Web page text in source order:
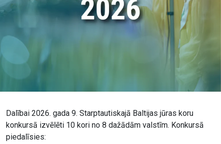
Dalībai 2026. gada 9. Starptautiskajā Baltijas jūras koru
konkursā izvēlēti 10 kori no 8 dažādām valstīm. Konkursā
piedalīsies: